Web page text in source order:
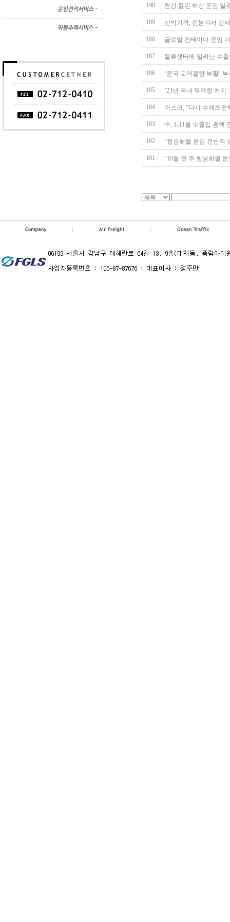
190 천장 뚫린 해상 운임 일
189 선박가격, 전분야서 강
188 글로벌 컨테이너 운임
187 물류센터에 밀려난 수
186 ‘중국 교역물량 부활’
185 ’23년 국내 무역항 처리
184 머스크, “다시 수에즈운
183 中, 1-11월 수출입 총액
182 “항공화물 운임 전반적
181 “10월 첫 주 항공화물